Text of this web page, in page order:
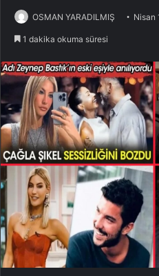
OSMAN YARADILMIŞ Nisan
1 dakika okuma süresi